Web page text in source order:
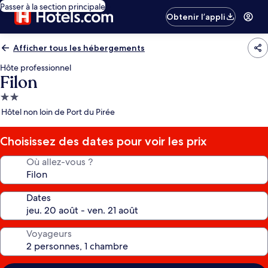
Passer à la section principale
Obtenir l’appli
Afficher tous les hébergements
Hôte professionnel
Filon
Hébergement
2.0 étoiles
Hôtel non loin de Port du Pirée
Choisissez des dates pour voir les prix
Où allez-vous ?
Dates
Voyageurs